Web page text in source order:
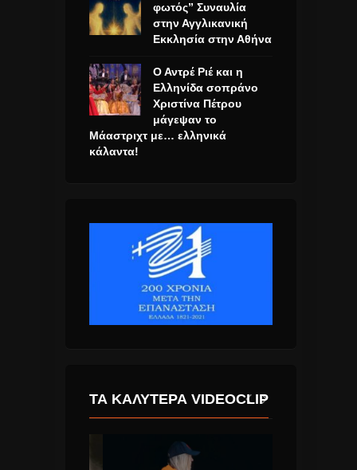
φωτός” Συναυλία
στην Αγγλικανική
Εκκλησία στην Αθήνα
Ο Αντρέ Ριέ και η
Ελληνίδα σοπράνο
Χριστίνα Πέτρου
μάγεψαν το
Μάαστριχτ με… ελληνικά
κάλαντα!
ΤΑ ΚΑΛΎΤΕΡΑ VIDEOCLIP